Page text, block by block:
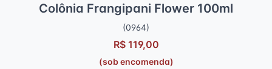
Colônia Frangipani Flower 100ml
(0964)
R$ 119,00
(sob encomenda)